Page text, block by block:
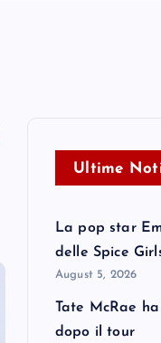
Ultime
La pop star
delle Spice
August 5, 2026
Tate McRae
dopo il tour